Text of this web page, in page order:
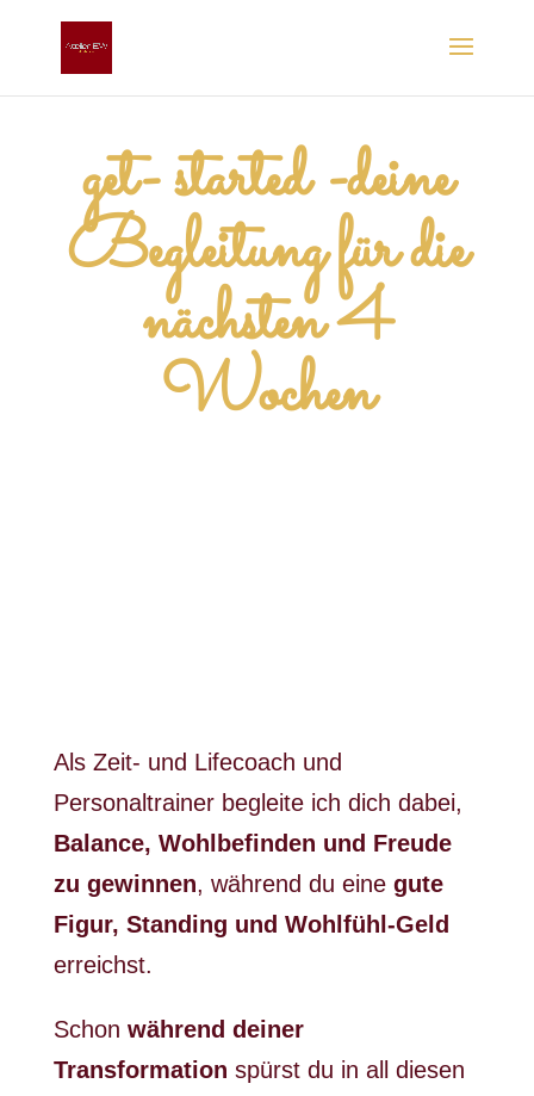
get- started -deine
Begleitung für die
nächsten 4
Wochen
Als Zeit- und Lifecoach und
Personaltrainer begleite ich dich dabei,
Balance, Wohlbefinden und Freude
zu gewinnen, während du eine gute
Figur, Standing und Wohlfühl-Geld
erreichst.
Schon während deiner
Transformation spürst du in all diesen